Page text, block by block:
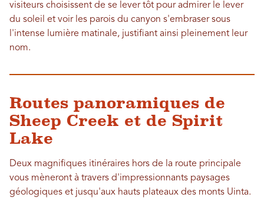
visiteurs choisissent de se lever tôt pour admirer le lever
du soleil et voir les parois du canyon s'embraser sous
l'intense lumière matinale, justifiant ainsi pleinement leur
nom.
Routes panoramiques de
Sheep Creek et de Spirit
Lake
Deux magnifiques itinéraires hors de la route principale
vous mèneront à travers d'impressionnants paysages
géologiques et jusqu'aux hauts plateaux des monts Uinta.